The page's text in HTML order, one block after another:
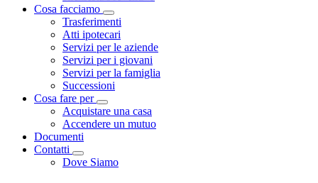
Cosa facciamo
Visualizza menù di secondo livello
Trasferimenti
Atti ipotecari
Servizi per le aziende
Servizi per i giovani
Servizi per la famiglia
Successioni
Cosa fare per
Visualizza menù di secondo livello
Acquistare una casa
Accendere un mutuo
Documenti
Contatti
Visualizza menù di secondo livello
Dove Siamo